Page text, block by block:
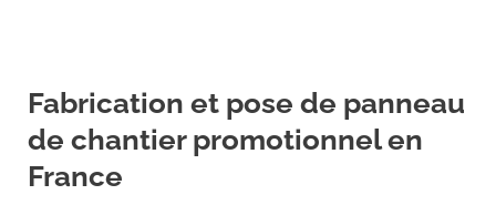
Fabrication et pose de panneau
de chantier promotionnel en
France